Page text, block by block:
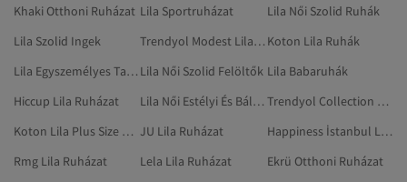
Khaki Otthoni Ruházat Lila Sportruházat
Lila Női Szolid Ruhák
Lila Szolid Ingek
Trendyol Modest Lila Estélyi Ruhák Koton Lila Ruhák
Lila Egyszemélyes Takarók Lila Női Szolid Felöltők Lila Babaruhák
Hiccup Lila Ruházat
Lila Női Estélyi És Báli Ruhák
Trendyol Collection Lila Mellények
Koton Lila Plus Size Ruházat JU Lila Ruházat
Happiness İstanbul Lila Ruhák
Rmg Lila Ruházat
Lela Lila Ruházat
Ekrü Otthoni Ruházat